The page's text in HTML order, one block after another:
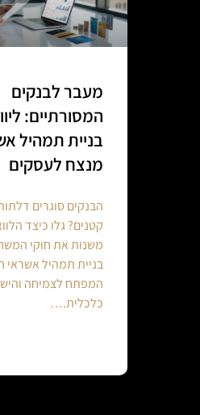
מעבר לבנקים
המסורתיים:
בניית תמהיל
מנצח לעסקים
הבנקים סוגרים
קטנים? גלו כיצד
משנות את חוקי
בניית תמהיל אשראי
המפתח לצמיחה
כלכלית.…